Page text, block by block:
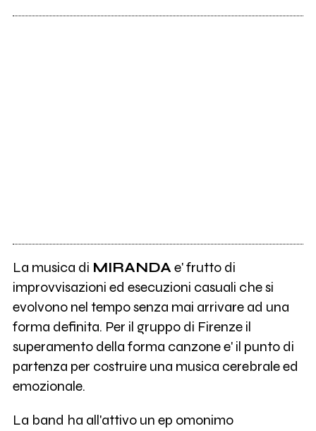
La musica di MIRANDA e' frutto di
improvvisazioni ed esecuzioni casuali che si
evolvono nel tempo senza mai arrivare ad una
forma definita. Per il gruppo di Firenze il
superamento della forma canzone e' il punto di
partenza per costruire una musica cerebrale ed
emozionale.
La band ha all'attivo un ep omonimo